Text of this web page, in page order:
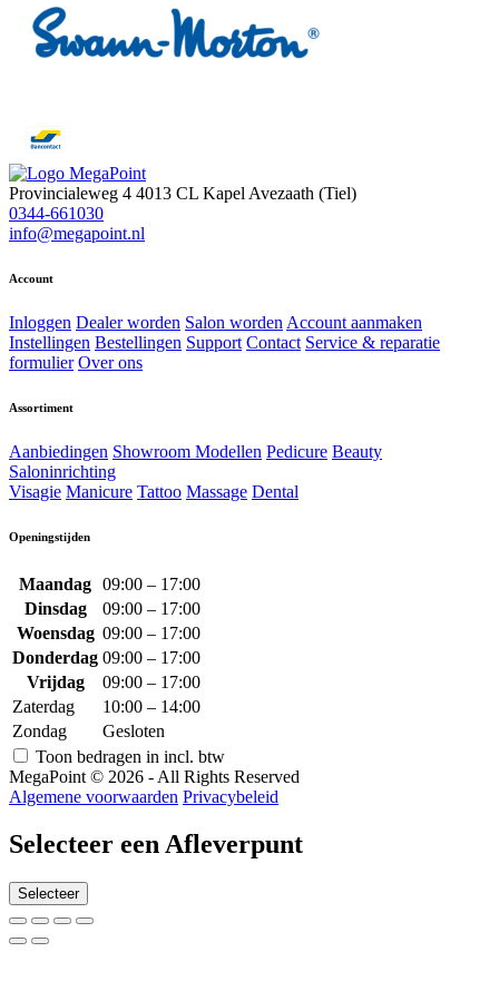
Provincialeweg 4 4013 CL Kapel Avezaath (Tiel)
0344-661030
info@megapoint.nl
Account
Inloggen Dealer worden Salon worden Account aanmaken
Instellingen Bestellingen Support Contact Service & reparatie
formulier Over ons
Assortiment
Aanbiedingen Showroom Modellen Pedicure Beauty
Saloninrichting
Visagie Manicure Tattoo Massage Dental
Openingstijden
Maandag 09:00 – 17:00
Dinsdag
09:00 – 17:00
Woensdag 09:00 – 17:00
Donderdag 09:00 – 17:00
Vrijdag
09:00 – 17:00
Zaterdag
10:00 – 14:00
Zondag
Gesloten
Toon bedragen in incl. btw
MegaPoint © 2026 - All Rights Reserved
Algemene voorwaarden Privacybeleid
Selecteer een Afleverpunt
Selecteer